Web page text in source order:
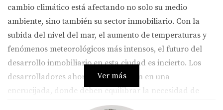
cambio climático está afectando no solo su medio
ambiente, sino también su sector inmobiliario. Con la
subida del nivel del mar, el aumento de temperaturas y
fenómenos meteorológicos más intensos, el futuro del
desarrollo inmobiliario en esta ciudad es incierto. Los
desarrolladores ahora se encuentran en una
encrucijada, donde deben equilibrar la necesidad de
construir con la responsabilidad de proteger el medio
Ver más